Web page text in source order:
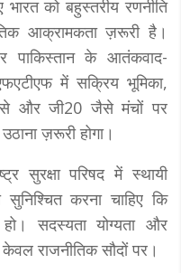
को बहुस्तरीय रणनीति
आक्रामकता ज़रूरी है।
पाकिस्तान के आतंकवाद-
में सक्रिय भूमिका,
से और जी20 जैसे मंचों पर
ज़रूरी होगा।
सुरक्षा परिषद में स्थायी
करना चाहिए कि
सदस्यता योग्यता और
राजनीतिक सौदों पर।